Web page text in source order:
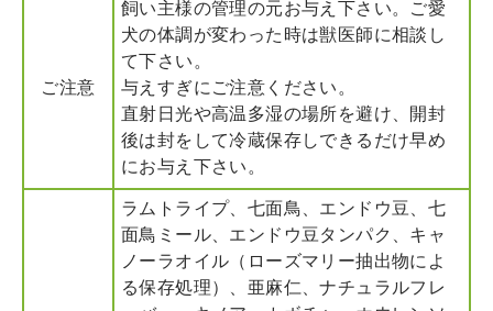
ご注意
飼い主様の管理の元お与え下さい。ご愛
犬の体調が変わった時は獣医師に相談し
て下さい。
与えすぎにご注意ください。
直射日光や高温多湿の場所を避け、開封
後は封をして冷蔵保存しできるだけ早め
にお与え下さい。
ラムトライプ、七面鳥、エンドウ豆、七
面鳥ミール、エンドウ豆タンパク、キャ
ノーラオイル（ローズマリー抽出物によ
る保存処理）、亜麻仁、ナチュラルフレ